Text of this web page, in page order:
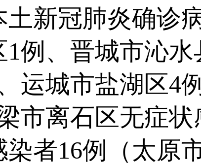
土新冠肺炎确诊
1例、晋城市沁
运城市盐湖区4
市离石区无症
染者16例（太原